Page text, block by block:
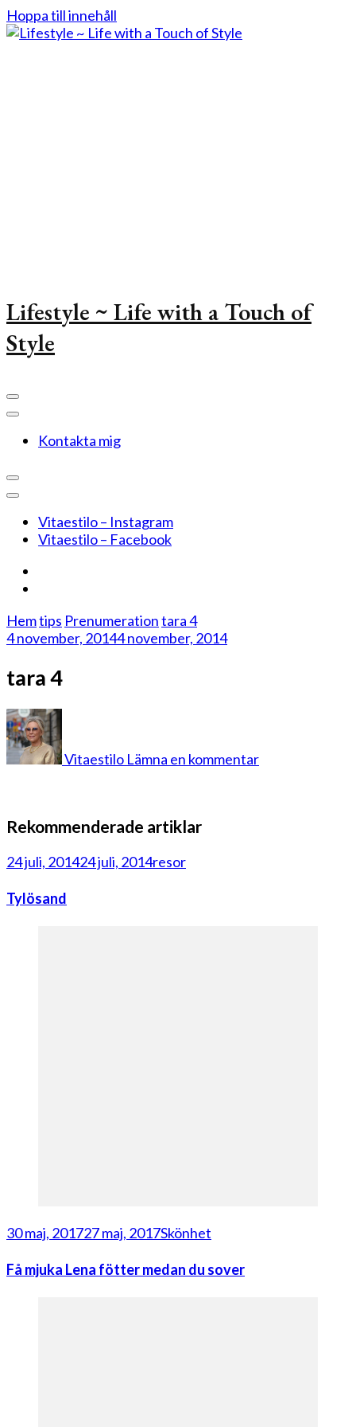
Hoppa till innehåll
Lifestyle ~ Life with a Touch of
Style
Kontakta mig
Vitaestilo – Instagram
Vitaestilo – Facebook
Hemtips Prenumerationtara 4
4 november, 20144 november, 2014
tara 4
Vitaestilo Lämna en kommentar
Rekommenderade artiklar
24 juli, 201424 juli, 2014resor
Tylösand
30 maj, 201727 maj, 2017Skönhet
Få mjuka Lena fötter medan du sover